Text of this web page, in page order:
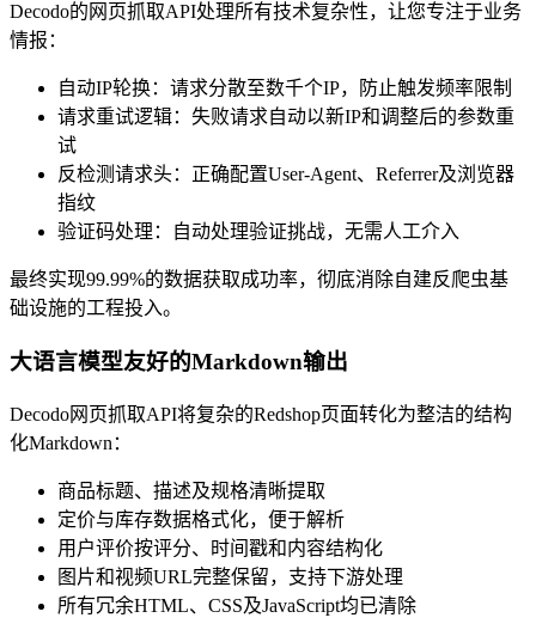
Decodo的网页抓取API处理所有技术复杂性，让您专注于业务
情报：
自动IP轮换：请求分散至数千个IP，防止触发频率限制
请求重试逻辑：失败请求自动以新IP和调整后的参数重
试
反检测请求头：正确配置User-Agent、Referrer及浏览器
指纹
验证码处理：自动处理验证挑战，无需人工介入
最终实现99.99%的数据获取成功率，彻底消除自建反爬虫基
础设施的工程投入。
大语言模型友好的Markdown输出
Decodo网页抓取API将复杂的Redshop页面转化为整洁的结构
化Markdown：
商品标题、描述及规格清晰提取
定价与库存数据格式化，便于解析
用户评价按评分、时间戳和内容结构化
图片和视频URL完整保留，支持下游处理
所有冗余HTML、CSS及JavaScript均已清除